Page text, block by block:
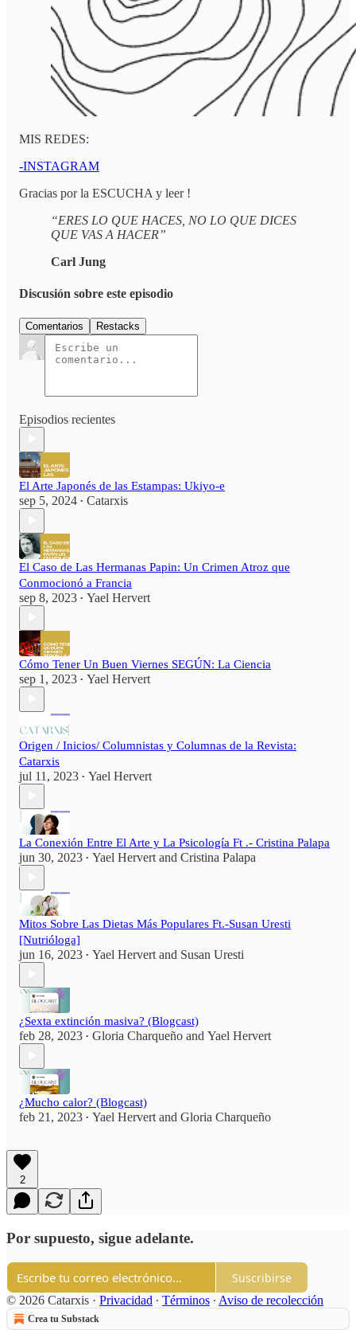
MIS REDES:
-INSTAGRAM
Gracias por la ESCUCHA y leer !
“ERES LO QUE HACES, NO LO QUE DICES
QUE VAS A HACER”
Carl Jung
Discusión sobre este episodio
Comentarios Restacks
Episodios recientes
El Arte Japonés de las Estampas: Ukiyo-e
sep 5, 2024 • Catarxis
El Caso de Las Hermanas Papin: Un Crimen Atroz que
Conmocionó a Francia
sep 8, 2023 • Yael Hervert
Cómo Tener Un Buen Viernes SEGÚN: La Ciencia
sep 1, 2023 • Yael Hervert
Origen / Inicios/ Columnistas y Columnas de la Revista:
Catarxis
jul 11, 2023 • Yael Hervert
La Conexión Entre El Arte y La Psicología Ft .- Cristina Palapa
jun 30, 2023 • Yael Hervert and Cristina Palapa
Mitos Sobre Las Dietas Más Populares Ft.-Susan Uresti
[Nutrióloga]
jun 16, 2023 • Yael Hervert and Susan Uresti
¿Sexta extinción masiva? (Blogcast)
feb 28, 2023 • Gloria Charqueño and Yael Hervert
¿Mucho calor? (Blogcast)
feb 21, 2023 • Yael Hervert and Gloria Charqueño
2
Por supuesto, sigue adelante.
Suscribirse
© 2026 Catarxis · Privacidad ∙ Términos ∙ Aviso de recolección
Crea tu Substack